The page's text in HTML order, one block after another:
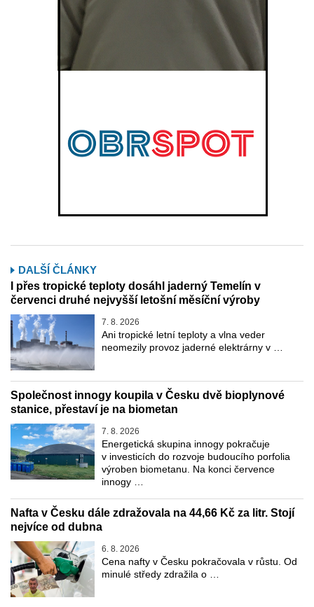
DALŠÍ ČLÁNKY
I přes tropické teploty dosáhl jaderný Temelín v
červenci druhé nejvyšší letošní měsíční výroby
7. 8. 2026
Ani tropické letní teploty a vlna veder
neomezily provoz jaderné elektrárny v …
Společnost innogy koupila v Česku dvě bioplynové
stanice, přestaví je na biometan
7. 8. 2026
Energetická skupina innogy pokračuje
v investicích do rozvoje budoucího porfolia
výroben biometanu. Na konci července
innogy …
Nafta v Česku dále zdražovala na 44,66 Kč za litr. Stojí
nejvíce od dubna
6. 8. 2026
Cena nafty v Česku pokračovala v růstu. Od
minulé středy zdražila o …